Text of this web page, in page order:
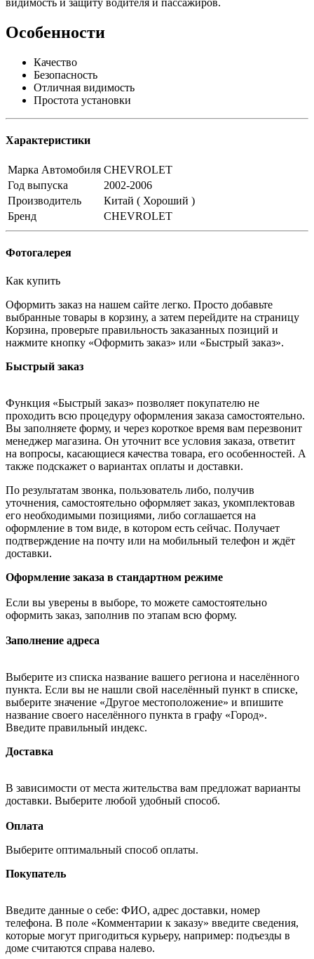
Особенности
Качество
Безопасность
Отличная видимость
Простота установки
Характеристики
Марка Автомобиля CHEVROLET
Год выпуска
2002-2006
Производитель
Китай ( Хороший )
Бренд
CHEVROLET
Фотогалерея
Как купить
Оформить заказ на нашем сайте легко. Просто добавьте
выбранные товары в корзину, а затем перейдите на страницу
Корзина, проверьте правильность заказанных позиций и
нажмите кнопку «Оформить заказ» или «Быстрый заказ».
Быстрый заказ
Функция «Быстрый заказ» позволяет покупателю не
проходить всю процедуру оформления заказа самостоятельно.
Вы заполняете форму, и через короткое время вам перезвонит
менеджер магазина. Он уточнит все условия заказа, ответит
на вопросы, касающиеся качества товара, его особенностей. А
также подскажет о вариантах оплаты и доставки.
По результатам звонка, пользователь либо, получив
уточнения, самостоятельно оформляет заказ, укомплектовав
его необходимыми позициями, либо соглашается на
оформление в том виде, в котором есть сейчас. Получает
подтверждение на почту или на мобильный телефон и ждёт
доставки.
Оформление заказа в стандартном режиме
Если вы уверены в выборе, то можете самостоятельно
оформить заказ, заполнив по этапам всю форму.
Заполнение адреса
Выберите из списка название вашего региона и населённого
пункта. Если вы не нашли свой населённый пункт в списке,
выберите значение «Другое местоположение» и впишите
название своего населённого пункта в графу «Город».
Введите правильный индекс.
Доставка
В зависимости от места жительства вам предложат варианты
доставки. Выберите любой удобный способ.
Оплата
Выберите оптимальный способ оплаты.
Покупатель
Введите данные о себе: ФИО, адрес доставки, номер
телефона. В поле «Комментарии к заказу» введите сведения,
которые могут пригодиться курьеру, например: подъезды в
доме считаются справа налево.